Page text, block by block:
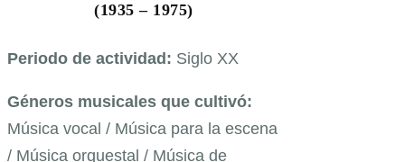
(1935 – 1975)
Periodo de actividad: Siglo XX
Géneros musicales que cultivó:
Música vocal / Música para la escena
/ Música orquestal / Música de